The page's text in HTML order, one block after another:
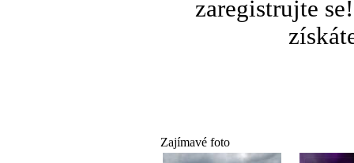
zaregistrujte
Zajímavé foto